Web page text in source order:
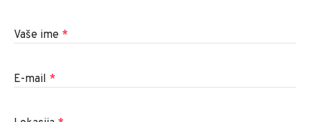
Vaše ime *
E-mail *